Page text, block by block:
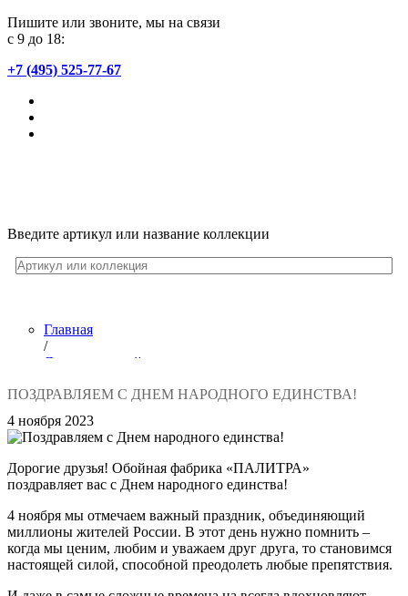
Пишите или звоните, мы на связи
с 9 до 18:
+7 (495) 525-77-67
Введите артикул или название коллекции
Главная
/
Лента новостей
Поздравляем с Днем народного единства!
ПОЗДРАВЛЯЕМ С ДНЕМ НАРОДНОГО ЕДИНСТВА!
4 ноября 2023
Дорогие друзья! Обойная фабрика «ПАЛИТРА»
поздравляет вас с Днем народного единства!
4 ноября мы отмечаем важный праздник, объединяющий
миллионы жителей России. В этот день нужно помнить –
когда мы ценим, любим и уважаем друг друга, то становимся
настоящей силой, способной преодолеть любые препятствия.